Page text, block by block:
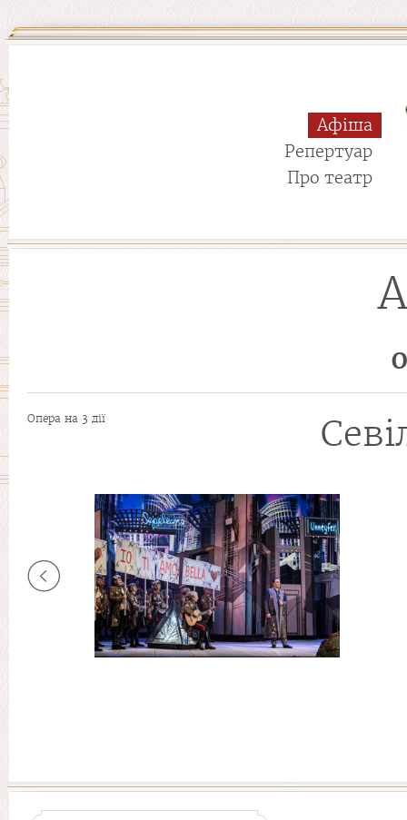
Афіша
Репертуар
Про театр
Опера на 3 дії